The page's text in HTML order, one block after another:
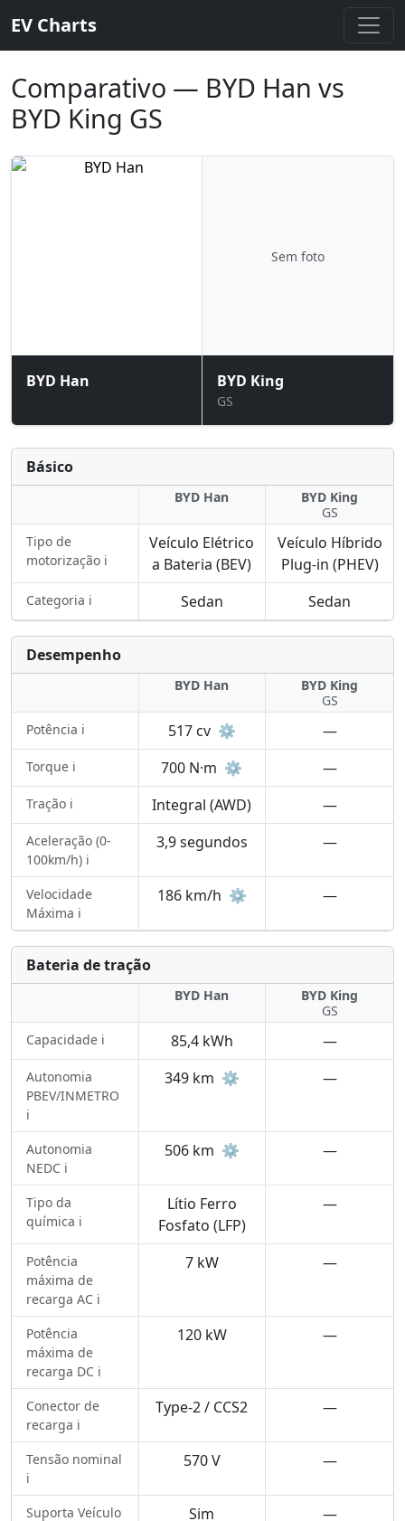
EV Charts
Comparativo — BYD Han vs
BYD King GS
BYD Han
Sem foto
BYD King
GS
Básico
BYD Han
BYD King
GS
Tipo de
motorização ℹ️
Veículo Elétrico
a Bateria (BEV)
Veículo Híbrido
Plug-in (PHEV)
Categoria ℹ️ Sedan Sedan
Desempenho
BYD Han
BYD King
GS
Potência ℹ️
517 cv ⚙️ —
Torque ℹ️ 700 N·m ⚙️ —
Tração ℹ️ Integral (AWD) —
Aceleração (0-
100km/h) ℹ️
3,9 segundos —
Velocidade
Máxima ℹ️
186 km/h ⚙️ —
Bateria de tração
BYD Han
BYD King
GS
Capacidade ℹ️
85,4 kWh —
Autonomia
PBEV/INMETRO
ℹ️
349 km ⚙️ —
Autonomia
NEDC ℹ️
506 km ⚙️ —
Tipo da
química ℹ️
Lítio Ferro
Fosfato (LFP)
—
Potência
máxima de
recarga AC ℹ️
7 kW —
Potência
máxima de
recarga DC ℹ️
120 kW —
Conector de
recarga ℹ️
Type-2 / CCS2 —
Tensão nominal
ℹ️
570 V —
Suporta Veículo
Sim —